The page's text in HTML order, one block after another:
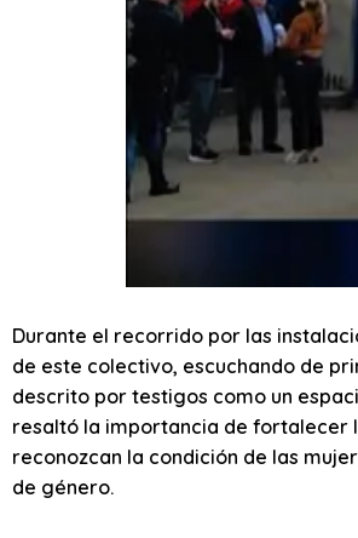
Durante el recorrido por las
de este colectivo, escuchando de
descrito por testigos como un
resaltó la importancia de fortalecer
reconozcan la condición de las
de género.